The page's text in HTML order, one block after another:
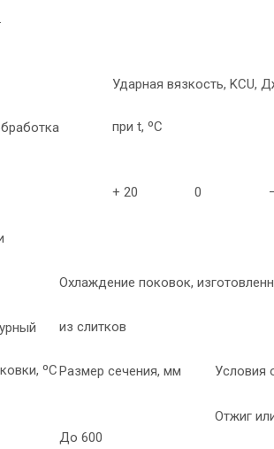
Ударная вязкость, KCU,
при t, ºС
+ 20 0
Охлаждение поковок,
ºС
из слитков
Размер сечения, мм Условия
До 600
Отжиг